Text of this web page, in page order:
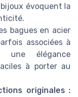
évoquent la
bagues en acier
associées à
une élégance
à porter au
originales :